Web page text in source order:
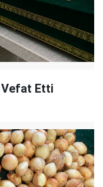
Vefat Etti